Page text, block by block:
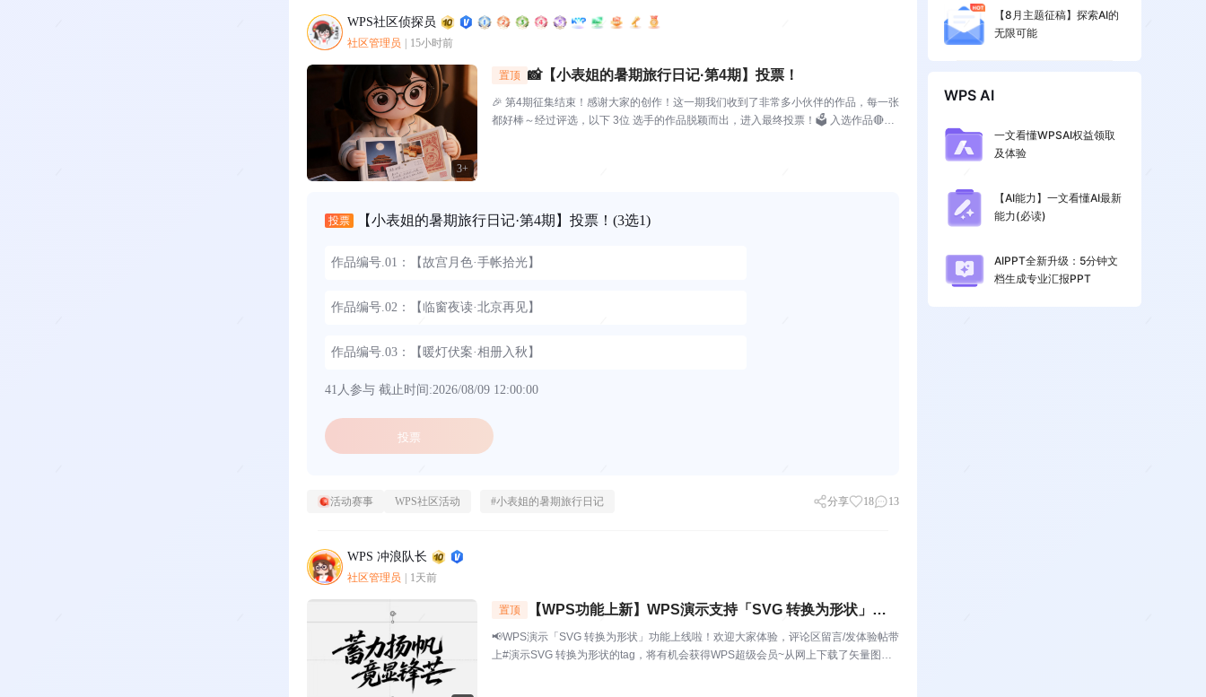
WPS社区侦探员
社区管理员 15小时前
3+
置顶 📸【小表姐的暑期旅行日记·第4期】投票！
🎉 第4期征集结束！感谢大家的创作！这一期我们收到了非常多小伙伴的作品，每一张
都好棒～经过评选，以下 3位 选手的作品脱颖而出，进入最终投票！🗳️ 入选作品🔴作
投票 【小表姐的暑期旅行日记·第4期】投票！ (3选1)
作品编号.01：【故宫月色·手帐拾光】
作品编号.02：【临窗夜读·北京再见】
作品编号.03：【暖灯伏案·相册入秋】
41人参与 截止时间:2026/08/09 12:00:00
投票
活动赛事 WPS社区活动 #小表姐的暑期旅行日记 分享 18 13
WPS 冲浪队长
社区管理员 1天前
置顶
【WPS功能上新】WPS演示支持「SVG 转换为形状」啦!
让每一张矢量素材，都可随心编辑
📢WPS演示「SVG 转换为形状」功能上线啦！欢迎大家体验，评论区留言/发体验帖带
上#演示SVG 转换为形状的tag，将有机会获得WPS超级会员~从网上下载了矢量图
【8月主题征稿】探索AI的
无限可能
WPS AI
一文看懂WPSAI权益领取
及体验
【AI能力】一文看懂AI最新
能力(必读)
AIPPT全新升级：5分钟文
档生成专业汇报PPT